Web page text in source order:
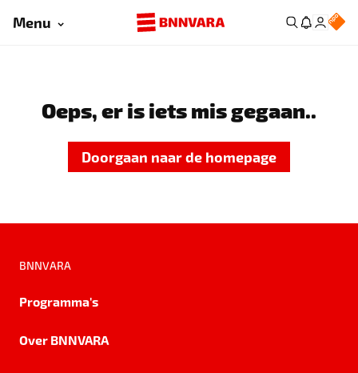
Menu
Oeps, er is iets mis gegaan..
Doorgaan naar de homepage
BNNVARA
Programma's
Over BNNVARA